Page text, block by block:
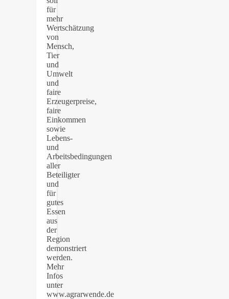
für
mehr
Wertschätzung
von
Mensch,
Tier
und
Umwelt
und
faire
Erzeugerpreise,
faire
Einkommen
sowie
Lebens-
und
Arbeitsbedingungen
aller
Beteiligter
und
für
gutes
Essen
aus
der
Region
demonstriert
werden.
Mehr
Infos
unter
www.agrarwende.de